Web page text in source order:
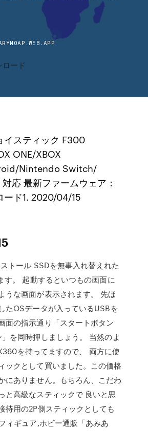
ード
イスティック F300
ONE/XBOX
Nintendo Switch/
応 最新ファームウェア：
ード1. 2020/04/15
トール SSDを無事入れ替えれた
す。 起動するといつもの画面に
うな画面が表示されます。 先ほ
たOSデータが入っているUSBを
面の指示通り「スタートボタン
を同時押しましょう。 当然のよ
を持ってますので、 両方に使
ックとして買いました。この価格
にありません。もちろん、こだわ
と高級なスティックで 良いと思
待用の2P側スティックとしても
ィギュア,ホビー通販「あみあ